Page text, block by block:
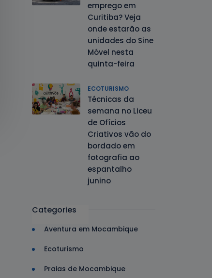
emprego em
Curitiba? Veja
onde estarão as
unidades do Sine
Móvel nesta
quinta-feira
ECOTURISMO
Técnicas da
semana no Liceu
de Ofícios
Criativos vão do
bordado em
fotografia ao
espantalho
junino
Categories
Aventura em Mocambique
Ecoturismo
Praias de Mocambique